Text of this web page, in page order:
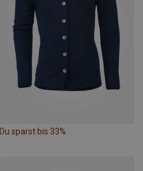
Du sparst bis 33%